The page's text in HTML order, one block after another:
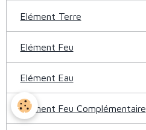
Elément Terre
Elément Feu
Elément Eau
Elément Feu Complémentaire